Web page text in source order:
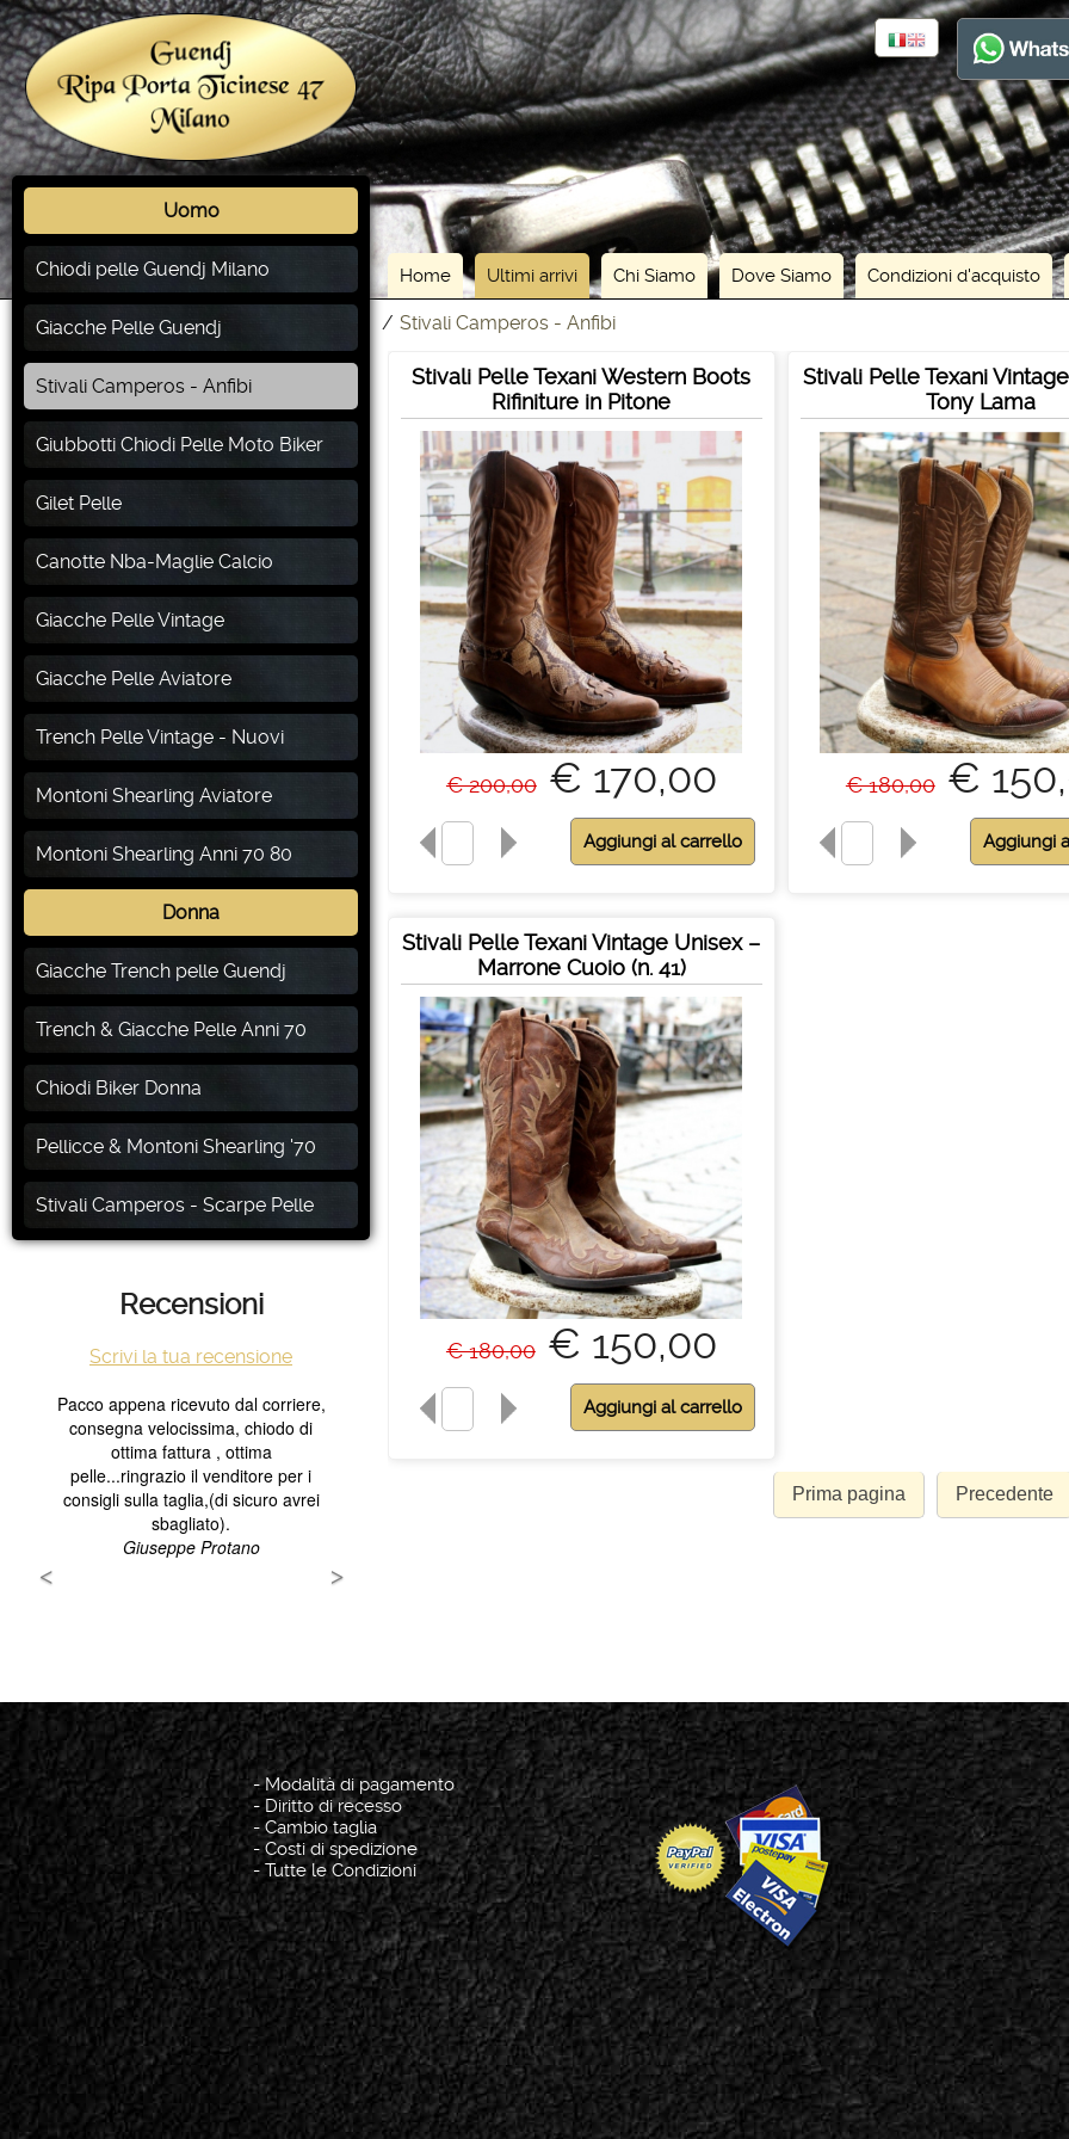
Home Ultimi arrivi Chi Siamo Dove Siamo Condizioni d'acquisto
/ Stivali Camperos - Anfibi
Uomo
Chiodi pelle Guendj Milano
Giacche Pelle Guendj
Stivali Camperos - Anfibi
Giubbotti Chiodi Pelle Moto Biker
Gilet Pelle
Canotte Nba-Maglie Calcio
Giacche Pelle Vintage
Giacche Pelle Aviatore
Trench Pelle Vintage - Nuovi
Montoni Shearling Aviatore
Montoni Shearling Anni 70 80
Donna
Giacche Trench pelle Guendj
Trench & Giacche Pelle Anni 70
Chiodi Biker Donna
Pellicce & Montoni Shearling '70
Stivali Camperos - Scarpe Pelle
Recensioni
Scrivi la tua recensione
Stivali Pelle Texani Western Boots
Rifiniture in Pitone
€ 200,00 € 170,00
Stivali Pelle Texani
Tony Lama
€ 180,00 €
Stivali Pelle Texani Vintage Unisex –
Marrone Cuoio (n. 41)
€ 180,00 € 150,00
Prima pagina Precedente
-Modalità di pagamento
- Diritto di recesso
-Cambio taglia
-Costi di spedizione
-Tutte le Condizioni